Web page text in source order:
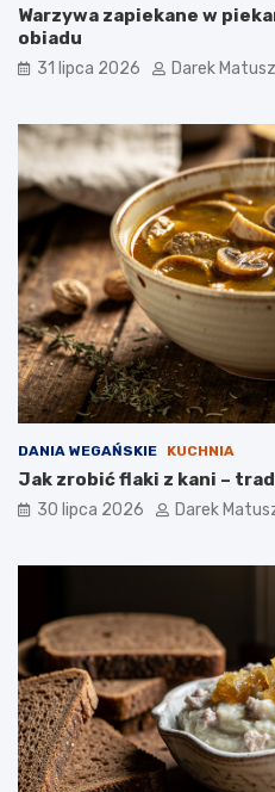
Warzywa zapiekane w
obiadu
31 lipca 2026 Darek
DANIA WEGAŃSKIE KUCHNIA
Jak zrobić flaki z kani –
30 lipca 2026 Darek